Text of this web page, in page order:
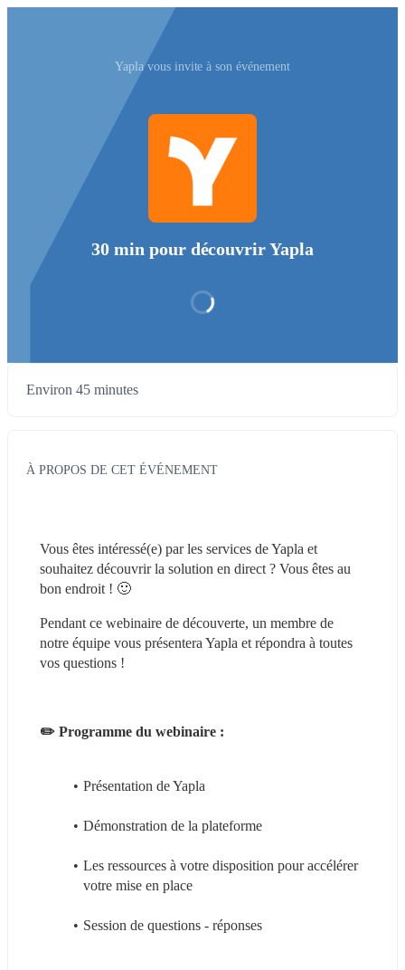
Yapla vous invite à son événement
30 min pour découvrir Yapla
Environ 45 minutes
À PROPOS DE CET ÉVÉNEMENT
Vous êtes intéressé(e) par les services de Yapla et
souhaitez découvrir la solution en direct ? Vous êtes au
bon endroit ! 🙂
Pendant ce webinaire de découverte, un membre de
notre équipe vous présentera Yapla et répondra à toutes
vos questions !
✏️ Programme du webinaire :
Présentation de Yapla
Démonstration de la plateforme
Les ressources à votre disposition pour accélérer
votre mise en place
Session de questions - réponses